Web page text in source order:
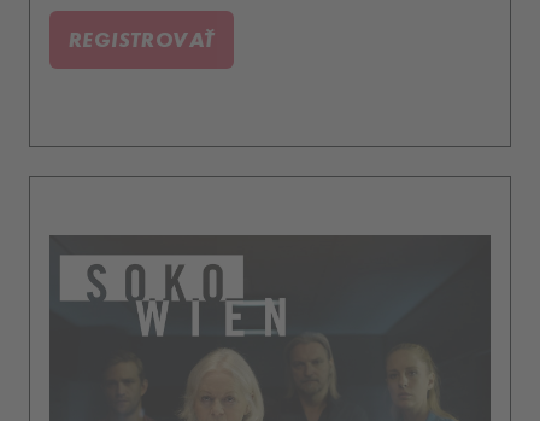
REGISTROVAŤ